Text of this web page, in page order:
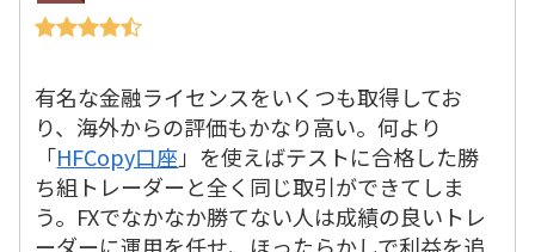
有名な金融ライセンスをいくつも取得してお
り、海外からの評価もかなり高い。何より
「HFCopy口座」を使えばテストに合格した勝
ち組トレーダーと全く同じ取引ができてしま
う。FXでなかなか勝てない人は成績の良いトレ